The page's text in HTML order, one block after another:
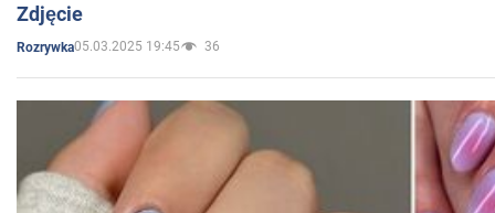
Zdjęcie
Rozrywka05.03.2025 19:45 36